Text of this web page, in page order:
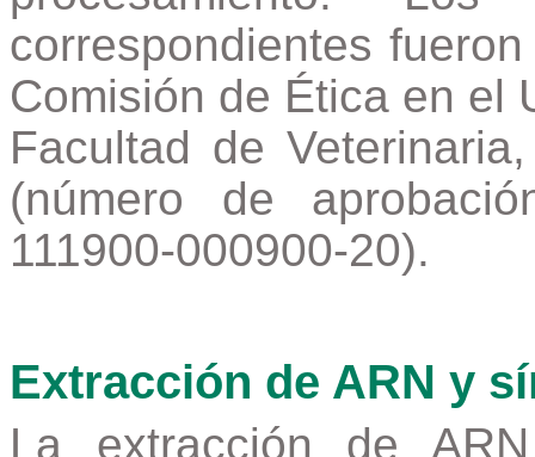
correspondientes
Comisión de Ética en el
Facultad de
(número de
111900-000900-20).
Extracción de ARN y
La extracción de